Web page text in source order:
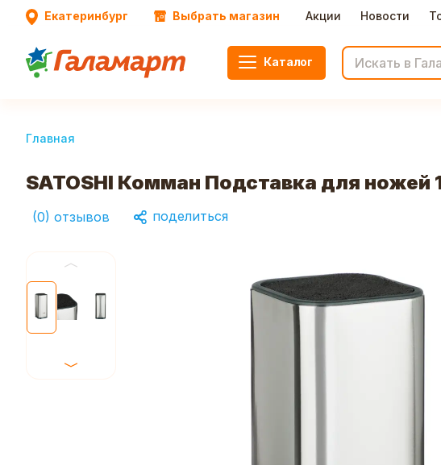
Екатеринбург Выбрать магазин Акции Новости
Каталог
Главная
SATOSHI Комман Подставка для
(0) отзывов поделиться